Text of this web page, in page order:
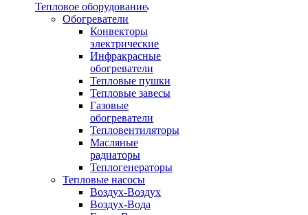
Тепловое оборудование
Обогреватели
Конвекторы
электрические
Инфракрасные
обогреватели
Тепловые пушки
Тепловые завесы
Газовые
обогреватели
Тепловентиляторы
Масляные
радиаторы
Теплогенераторы
Тепловые насосы
Воздух-Воздух
Воздух-Вода